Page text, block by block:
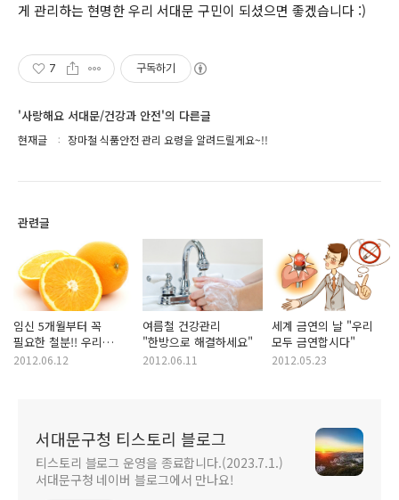
게 관리하는 현명한 우리 서대문 구민이 되셨으면 좋겠습니다 :)
7 구독하기
'사랑해요 서대문/건강과 안전'의 다른글
현재글 장마철 식품안전 관리 요령을 알려드릴게요~!!
관련글
임신 5개월부터 꼭
필요한 철분!! 우리
아이를 위해!!
2012.06.12
여름철 건강관리
"한방으로 해결하세요"
2012.06.11
세계 금연의 날 "우리
모두 금연합시다"
2012.05.23
서대문구청 티스토리 블로그
티스토리 블로그 운영을 종료합니다.(2023.7.1.)
서대문구청 네이버 블로그에서 만나요!